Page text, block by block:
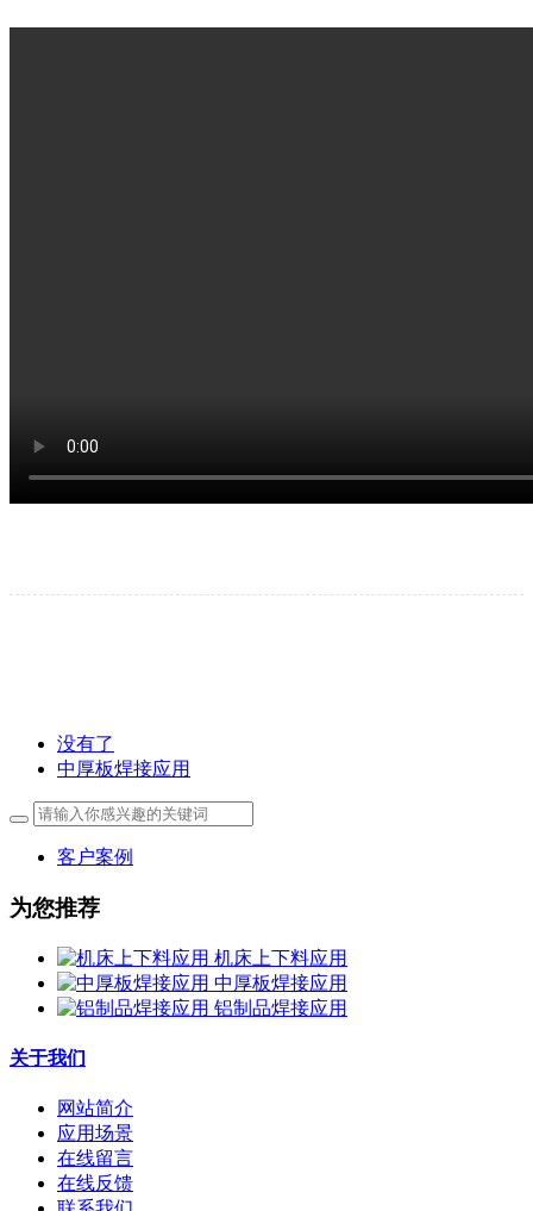
没有了
中厚板焊接应用
客户案例
为您推荐
机床上下料应用
中厚板焊接应用
铝制品焊接应用
关于我们
网站简介
应用场景
在线留言
在线反馈